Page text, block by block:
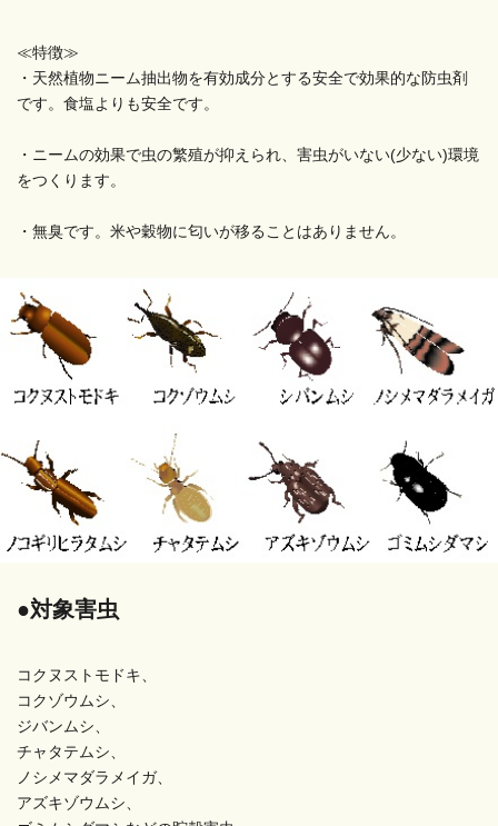
≪特徴≫
・天然植物ニーム抽出物を有効成分とする安全で効果的な防虫剤
です。食塩よりも安全です。
・ニームの効果で虫の繁殖が抑えられ、害虫がいない(少ない)環境
をつくります。
・無臭です。米や穀物に匂いが移ることはありません。
●対象害虫
コクヌストモドキ、
コクゾウムシ、
ジバンムシ、
チャタテムシ、
ノシメマダラメイガ、
アズキゾウムシ、